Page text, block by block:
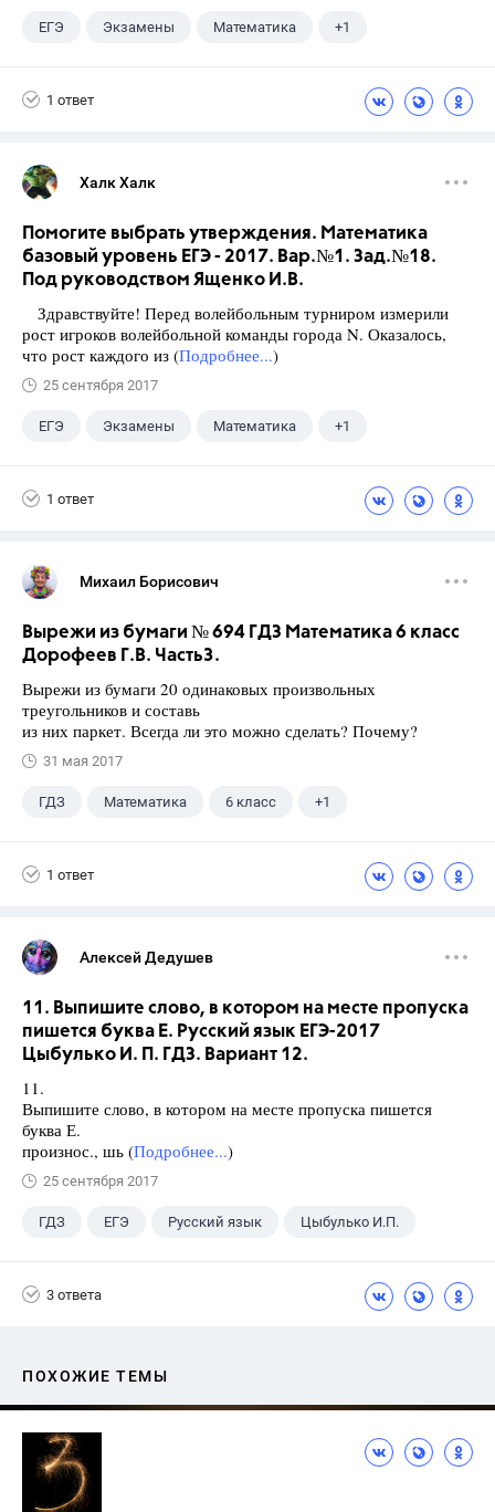
ЕГЭ Экзамены Математика +1
1 ответ
Халк Халк
Помогите выбрать утверждения. Математика
базовый уровень ЕГЭ - 2017. Вар.№1. Зад.№18.
Под руководством Ященко И.В.
Здравствуйте! Перед волейбольным турниром измерили
рост игроков волейбольной команды города N. Оказалось,
что рост каждого из (Подробнее...)
25 сентября 2017
ЕГЭ Экзамены Математика +1
1 ответ
Михаил Борисович
Вырежи из бумаги № 694 ГДЗ Математика 6 класс
Дорофеев Г.В. Часть3.
Вырежи из бумаги 20 одинаковых произвольных
треугольников и составь
из них паркет. Всегда ли это можно сделать? Почему?
31 мая 2017
ГДЗ Математика 6 класс +1
1 ответ
Алексей Дедушев
11. Выпишите слово, в котором на месте пропуска
пишется буква Е. Русский язык ЕГЭ-2017
Цыбулько И. П. ГДЗ. Вариант 12.
11.
Выпишите слово, в котором на месте пропуска пишется
буква Е.
произнос., шь (Подробнее...)
25 сентября 2017
ГДЗ ЕГЭ Русский язык Цыбулько И.П.
3 ответа
ПОХОЖИЕ ТЕМЫ